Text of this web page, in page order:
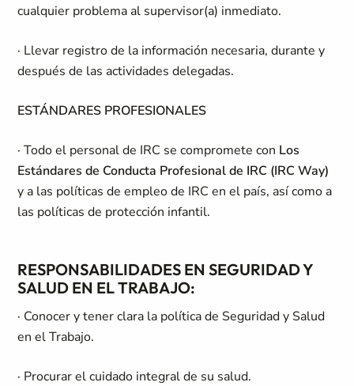
cualquier problema al supervisor(a) inmediato.
· Llevar registro de la información necesaria, durante y
después de las actividades delegadas.
ESTÁNDARES PROFESIONALES
· Todo el personal de IRC se compromete con Los
Estándares de Conducta Profesional de IRC (IRC Way)
y a las políticas de empleo de IRC en el país, así como a
las políticas de protección infantil.
RESPONSABILIDADES EN SEGURIDAD Y
SALUD EN EL TRABAJO:
· Conocer y tener clara la política de Seguridad y Salud
en el Trabajo.
· Procurar el cuidado integral de su salud.